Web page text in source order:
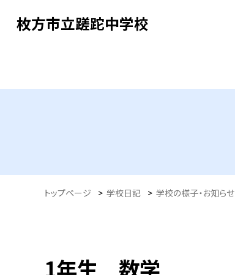
枚方市立蹉跎中学校
トップページ > 学校日記 > 学校の様子・お知らせ
1年生 数学